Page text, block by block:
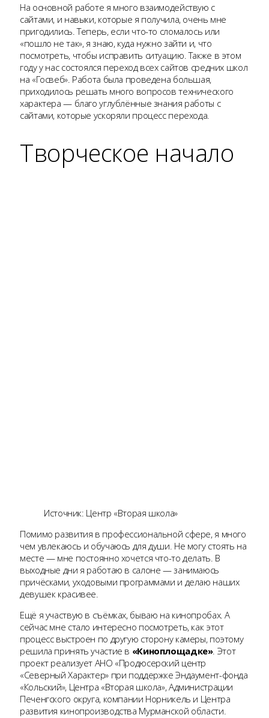
На основной работе я много взаимодействую с
сайтами, и навыки, которые я получила, очень мне
пригодились. Теперь, если что-то сломалось или
«пошло не так», я знаю, куда нужно зайти и, что
посмотреть, чтобы исправить ситуацию. Также в этом
году у нас состоялся переход всех сайтов средних школ
на «Госвеб». Работа была проведена большая,
приходилось решать много вопросов технического
характера — благо углублённые знания работы с
сайтами, которые ускоряли процесс перехода.
Творческое начало
Источник: Центр «Вторая школа»
Помимо развития в профессиональной сфере, я много
чем увлекаюсь и обучаюсь для души. Не могу стоять на
месте — мне постоянно хочется что-то делать. В
выходные дни я работаю в салоне — занимаюсь
причёсками, уходовыми программами и делаю наших
девушек красивее.
Ещё я участвую в съёмках, бываю на кинопробах. А
сейчас мне стало интересно посмотреть, как этот
процесс выстроен по другую сторону камеры, поэтому
решила принять участие в «Киноплощадке». Этот
проект реализует АНО «Продюсерский центр
«Северный Характер» при поддержке Эндаумент-фонда
«Кольский», Центра «Вторая школа», Администрации
Печенгского округа, компании Норникель и Центра
развития кинопроизводства Мурманской области.